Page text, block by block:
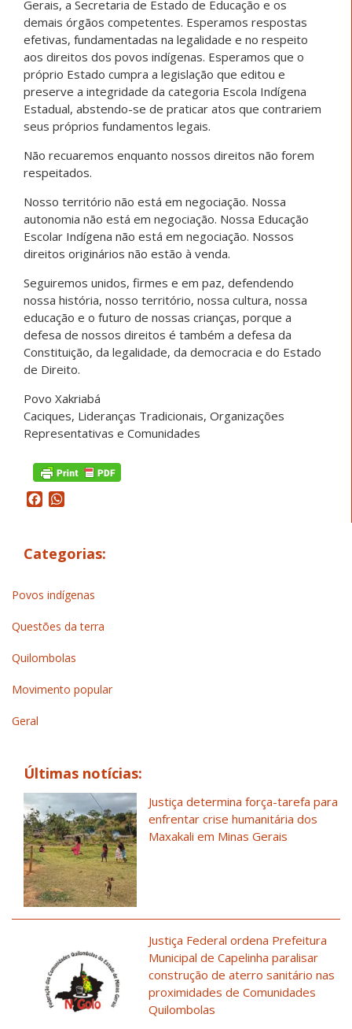
Gerais, a Secretaria de Estado de Educação e os
demais órgãos competentes. Esperamos respostas
efetivas, fundamentadas na legalidade e no respeito
aos direitos dos povos indígenas. Esperamos que o
próprio Estado cumpra a legislação que editou e
preserve a integridade da categoria Escola Indígena
Estadual, abstendo-se de praticar atos que contrariem
seus próprios fundamentos legais.
Não recuaremos enquanto nossos direitos não forem
respeitados.
Nosso território não está em negociação. Nossa
autonomia não está em negociação. Nossa Educação
Escolar Indígena não está em negociação. Nossos
direitos originários não estão à venda.
Seguiremos unidos, firmes e em paz, defendendo
nossa história, nosso território, nossa cultura, nossa
educação e o futuro de nossas crianças, porque a
defesa de nossos direitos é também a defesa da
Constituição, da legalidade, da democracia e do Estado
de Direito.
Povo Xakriabá
Caciques, Lideranças Tradicionais, Organizações
Representativas e Comunidades
Facebook
Categorias:
Povos indígenas
Questões da terra
Quilombolas
Movimento popular
Geral
Últimas notícias:
Justiça determina força-tarefa para
enfrentar crise humanitária dos
Maxakali em Minas Gerais
Justiça Federal ordena Prefeitura
Municipal de Capelinha paralisar
construção de aterro sanitário nas
proximidades de Comunidades
Quilombolas